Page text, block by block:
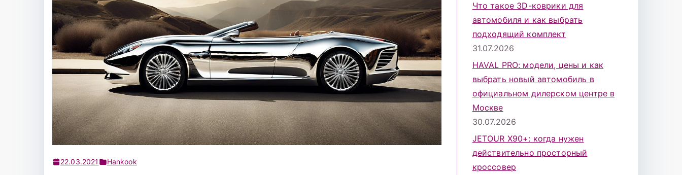
22.03.2021 Hankook
Что такое 3D-коврики для
автомобиля и как выбрать
подходящий комплект
31.07.2026
HAVAL PRO: модели, цены и как
выбрать новый автомобиль в
официальном дилерском центре в
Москве
30.07.2026
JETOUR X90+: когда нужен
действительно просторный
кроссовер